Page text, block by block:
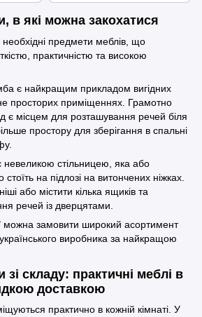
в які можна закохатися
предмети меблів, що
практичністю та високою
є найкращим прикладом вигідних
просторих приміщеннях. Грамотно
є місцем для розташування речей біля
простору для зберігання в спальні
невеликою стільницею, яка або
стоїть на підлозі на витончених ніжках.
або містити кілька ящиків та
речей із дверцятами.
можна замовити широкий асортимент
виробника за найкращою
складу: практичні меблі в
доставкою
практично в кожній кімнаті. У